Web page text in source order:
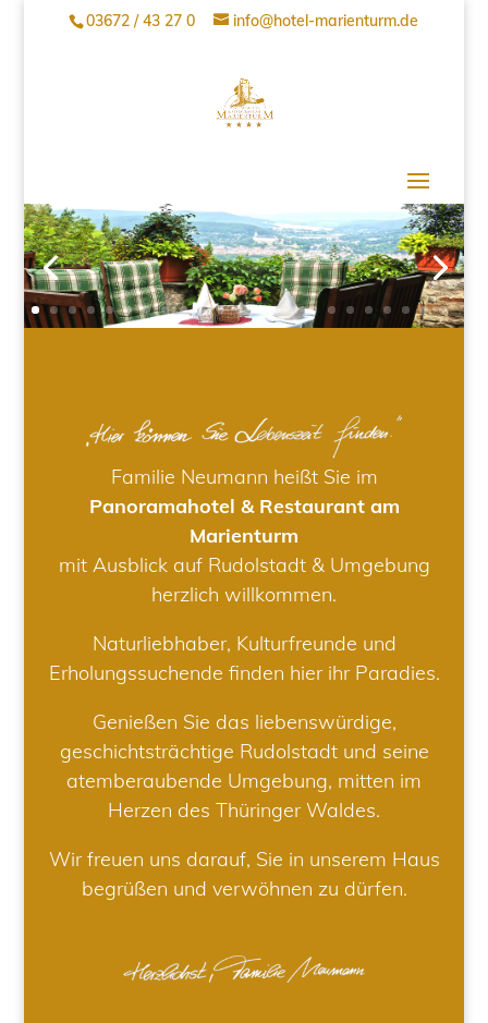
03672 / 43 27 0 info@hotel-marienturm.de
Familie Neumann heißt Sie im
Panoramahotel & Restaurant am
Marienturm
mit Ausblick auf Rudolstadt & Umgebung
herzlich willkommen.
Naturliebhaber, Kulturfreunde und
Erholungssuchende finden hier ihr Paradies.
Genießen Sie das liebenswürdige,
geschichtsträchtige Rudolstadt und seine
atemberaubende Umgebung, mitten im
Herzen des Thüringer Waldes.
Wir freuen uns darauf, Sie in unserem Haus
begrüßen und verwöhnen zu dürfen.